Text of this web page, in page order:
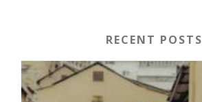
RECENT POSTS